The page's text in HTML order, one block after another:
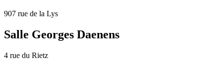
907 rue de la Lys
Salle Georges Daenens
4 rue du Rietz